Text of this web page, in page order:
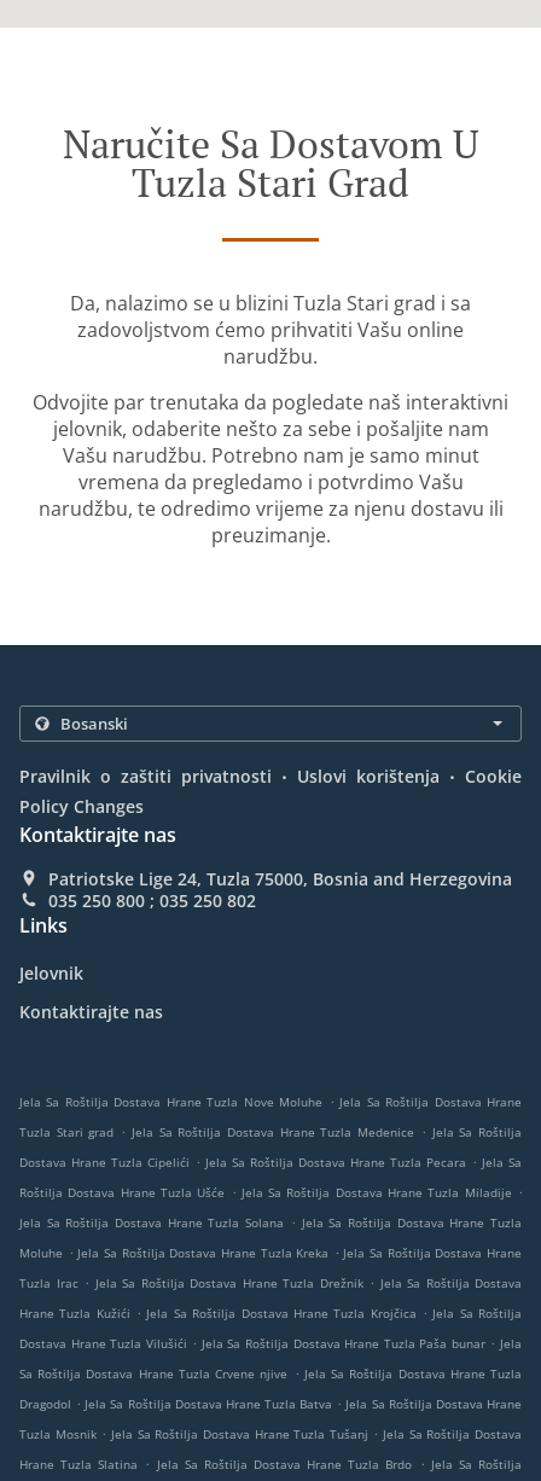
Naručite Sa Dostavom U
Tuzla Stari Grad
Da, nalazimo se u blizini Tuzla Stari grad i sa
zadovoljstvom ćemo prihvatiti Vašu online
narudžbu.
Odvojite par trenutaka da pogledate naš interaktivni
jelovnik, odaberite nešto za sebe i pošaljite nam
Vašu narudžbu. Potrebno nam je samo minut
vremena da pregledamo i potvrdimo Vašu
narudžbu, te odredimo vrijeme za njenu dostavu ili
preuzimanje.
Pravilnik o zaštiti privatnosti . Uslovi korištenja . Cookie
Policy Changes
Kontaktirajte nas
Patriotske Lige 24, Tuzla 75000, Bosnia and Herzegovina
035 250 800 ; 035 250 802
Links
Jelovnik
Kontaktirajte nas
Jela Sa Roštilja Dostava Hrane Tuzla Nove Moluhe . Jela Sa Roštilja Dostava Hrane
Tuzla Stari grad . Jela Sa Roštilja Dostava Hrane Tuzla Medenice . Jela Sa Roštilja
Dostava Hrane Tuzla Cipelići . Jela Sa Roštilja Dostava Hrane Tuzla Pecara . Jela Sa
Roštilja Dostava Hrane Tuzla Ušće
. Jela Sa Roštilja Dostava Hrane Tuzla Miladije .
Jela Sa Roštilja Dostava Hrane Tuzla Solana
. Jela Sa Roštilja Dostava Hrane Tuzla
Moluhe . Jela Sa Roštilja Dostava Hrane Tuzla Kreka . Jela Sa Roštilja Dostava Hrane
Tuzla Irac . Jela Sa Roštilja Dostava Hrane Tuzla Drežnik . Jela Sa Roštilja Dostava
Hrane Tuzla Kužići . Jela Sa Roštilja Dostava Hrane Tuzla Krojčica . Jela Sa Roštilja
Dostava Hrane Tuzla Vilušići . Jela Sa Roštilja Dostava Hrane Tuzla Paša bunar . Jela
Sa Roštilja Dostava Hrane Tuzla Crvene njive
. Jela Sa Roštilja Dostava Hrane Tuzla
Dragodol . Jela Sa Roštilja Dostava Hrane Tuzla Batva . Jela Sa Roštilja Dostava Hrane
Tuzla Mosnik . Jela Sa Roštilja Dostava Hrane Tuzla Tušanj . Jela Sa Roštilja Dostava
Hrane Tuzla Slatina
. Jela Sa Roštilja Dostava Hrane Tuzla Brdo . Jela Sa Roštilja